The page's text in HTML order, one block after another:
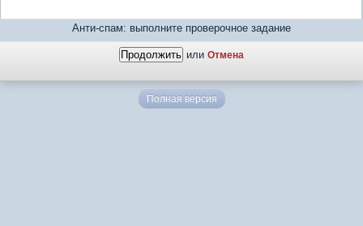
Анти-спам: выполните проверочное задание
или Отмена
Полная версия